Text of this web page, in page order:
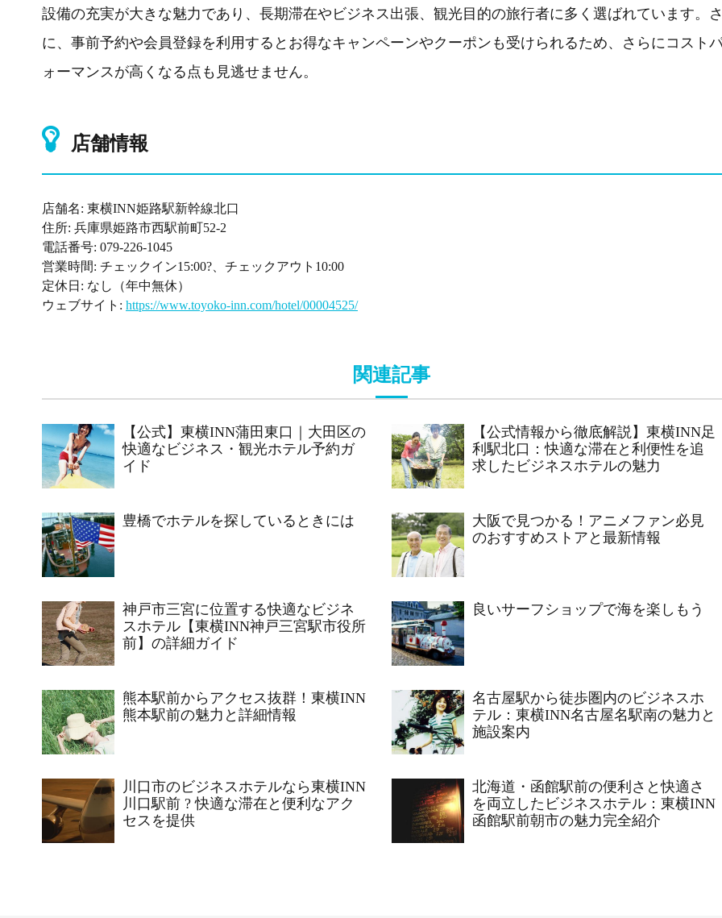
設備の充実が大きな魅力であり、長期滞在やビジネス出張、観光目的の旅行者に多く選ばれています。
に、事前予約や会員登録を利用するとお得なキャンペーンやクーポンも受けられるため、さらにコスト
ォーマンスが高くなる点も見逃せません。
店舗情報
店舗名: 東横INN姫路駅新幹線北口
住所: 兵庫県姫路市西駅前町52-2
電話番号: 079-226-1045
営業時間: チェックイン15:00?、チェックアウト10:00
定休日: なし（年中無休）
ウェブサイト: https://www.toyoko-inn.com/hotel/00004525/
関連記事
【公式】東横INN蒲田東口｜大田区の
快適なビジネス・観光ホテル予約ガ
イド
【公式情報から徹底解説】東横INN足
利駅北口：快適な滞在と利便性を追
求したビジネスホテルの魅力
豊橋でホテルを探しているときには
大阪で見つかる！アニメファン必見
のおすすめストアと最新情報
神戸市三宮に位置する快適なビジネ
スホテル【東横INN神戸三宮駅市役所
前】の詳細ガイド
良いサーフショップで海を楽しもう
熊本駅前からアクセス抜群！東横INN
熊本駅前の魅力と詳細情報
名古屋駅から徒歩圏内のビジネスホ
テル：東横INN名古屋名駅南の魅力と
施設案内
川口市のビジネスホテルなら東横INN
川口駅前 ? 快適な滞在と便利なアク
セスを提供
北海道・函館駅前の便利さと快適さ
を両立したビジネスホテル：東横INN
函館駅前朝市の魅力完全紹介